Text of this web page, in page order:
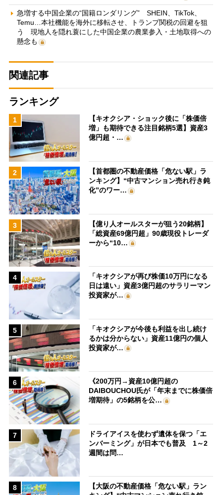
急増する中国企業の“国籍ロンダリング” SHEIN、TikTok、
Temu…本社機能を海外に移転させ、トランプ関税の回避を狙
う 現地人を隠れ蓑にした中国企業の農業参入・土地取得への
懸念も
関連記事
ランキング
1
【キオクシア・ショック後に「株価倍
増」も期待できる注目銘柄5選】資産3
億円超・…
2
【首都圏の不動産価格「危ない駅」ラ
ンキング】“中古マンション売れ行き鈍
化”のワー…
3
【億り人オールスターが狙う20銘柄】
「総資産69億円超」90歳現役トレーダ
ーから“10…
4
「キオクシアが再び株価10万円になる
日は遠い」資産3億円超のサラリーマン
投資家が…
5
「キオクシアが今後も利益を出し続け
るかは分からない」資産11億円の個人
投資家が…
6
《200万円→資産10億円超の
DAIBOUCHOU氏が「年末までに株価倍
増期待」の5銘柄を公…
7
ドライアイスを使わず遺体を保つ「エ
ンバーミング」が日本でも普及 1～2
週間は問…
8
【大阪の不動産価格「危ない駅」ラン